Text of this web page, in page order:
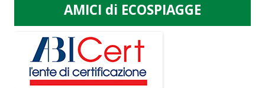
AMICI di ECOSPIAGGE